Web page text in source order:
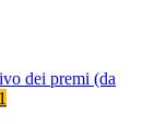
dei premi (da
1